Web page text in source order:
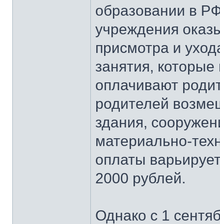
образовании в
учреждения
присмотра и
занятия,
оплачивают
родителей
здания,
материально-
оплаты
2000 рублей.
Однако с 1